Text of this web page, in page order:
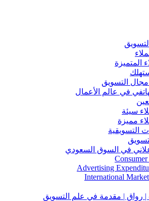
المتميزة
التسويق
في عالم الأعمال
سيئة
مميزة
التسويقية
في السوق السعودي
Advertising
International
رواق | مقدمة في علم التسويق